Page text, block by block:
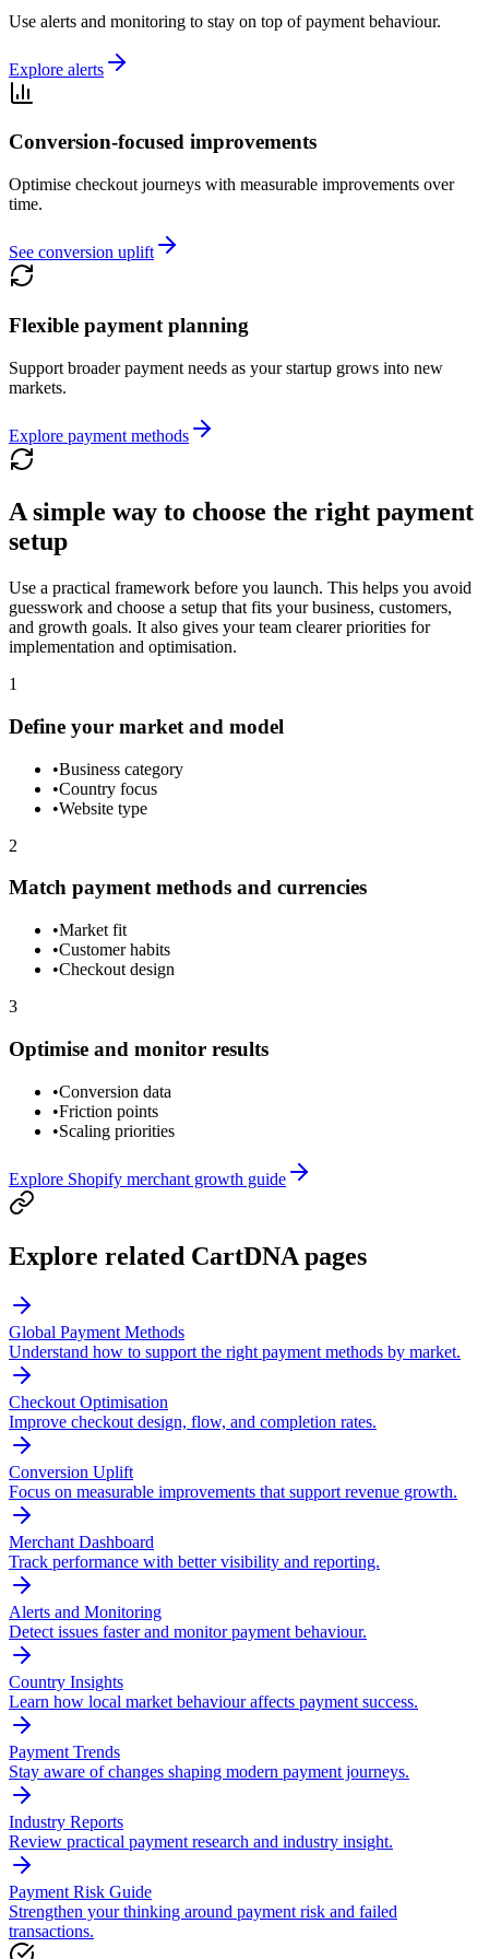
Use alerts and monitoring to stay on top of payment behaviour.
Explore alerts
Conversion-focused improvements
Optimise checkout journeys with measurable improvements over
time.
See conversion uplift
Flexible payment planning
Support broader payment needs as your startup grows into new
markets.
Explore payment methods
A simple way to choose the right payment
setup
Use a practical framework before you launch. This helps you avoid
guesswork and choose a setup that fits your business, customers,
and growth goals. It also gives your team clearer priorities for
implementation and optimisation.
1
Define your market and model
•Business category
•Country focus
•Website type
2
Match payment methods and currencies
•Market fit
•Customer habits
•Checkout design
3
Optimise and monitor results
•Conversion data
•Friction points
•Scaling priorities
Explore Shopify merchant growth guide
Explore related CartDNA pages
Global Payment Methods
Understand how to support the right payment methods by market.
Checkout Optimisation
Improve checkout design, flow, and completion rates.
Conversion Uplift
Focus on measurable improvements that support revenue growth.
Merchant Dashboard
Track performance with better visibility and reporting.
Alerts and Monitoring
Detect issues faster and monitor payment behaviour.
Country Insights
Learn how local market behaviour affects payment success.
Payment Trends
Stay aware of changes shaping modern payment journeys.
Industry Reports
Review practical payment research and industry insight.
Payment Risk Guide
Strengthen your thinking around payment risk and failed
transactions.